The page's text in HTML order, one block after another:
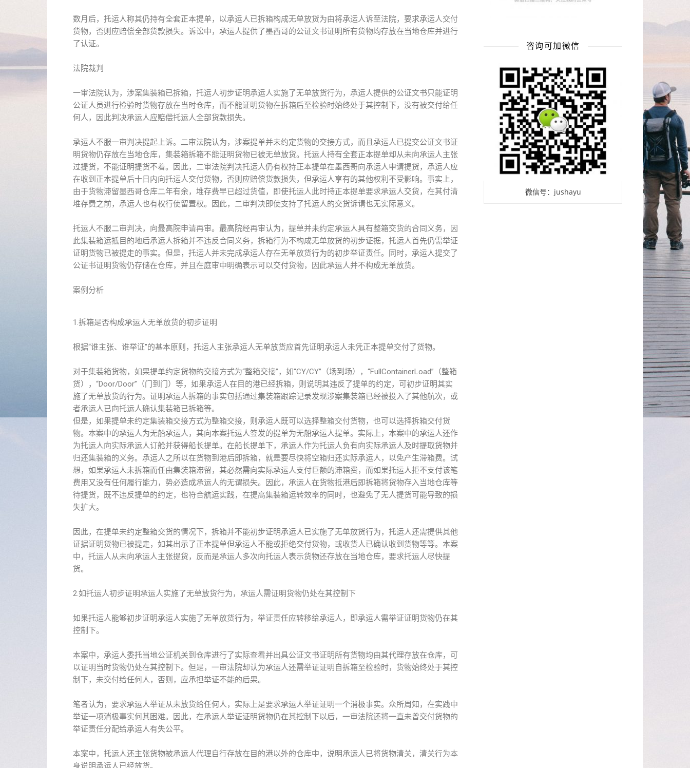
数月后，托运人称其仍持有全套正本提单，以承运人已拆箱构成无单放货为由将承运人诉至法院，要求承运人交付
货物，否则应赔偿全部货款损失。诉讼中，承运人提供了墨西哥的公证文书证明所有货物均存放在当地仓库并进行
了认证。
法院裁判
一审法院认为，涉案集装箱已拆箱，托运人初步证明承运人实施了无单放货行为，承运人提供的公证文书只能证明
公证人员进行检验时货物存放在当时仓库，而不能证明货物在拆箱后至检验时始终处于其控制下，没有被交付给任
何人，因此判决承运人应赔偿托运人全部货款损失。
承运人不服一审判决提起上诉。二审法院认为，涉案提单并未约定货物的交接方式，而且承运人已提交公证文书证
明货物仍存放在当地仓库，集装箱拆箱不能证明货物已被无单放货。托运人持有全套正本提单却从未向承运人主张
过提货，不能证明提货不着。因此，二审法院判决托运人仍有权持正本提单在墨西哥向承运人申请提货，承运人应
在收到正本提单后十日内向托运人交付货物，否则应赔偿货款损失，但承运人享有的其他权利不受影响。事实上，
由于货物滞留墨西哥仓库二年有余，堆存费早已超过货值，即使托运人此时持正本提单要求承运人交货，在其付清
堆存费之前，承运人也有权行使留置权。因此，二审判决即使支持了托运人的交货诉请也无实际意义。
托运人不服二审判决，向最高院申请再审。最高院经再审认为，提单并未约定承运人具有整箱交货的合同义务，因
此集装箱运抵目的地后承运人拆箱并不违反合同义务，拆箱行为不构成无单放货的初步证据，托运人首先仍需举证
证明货物已被提走的事实。但是，托运人并未完成承运人存在无单放货行为的初步举证责任。同时，承运人提交了
公证书证明货物仍存储在仓库，并且在庭审中明确表示可以交付货物，因此承运人并不构成无单放货。
案例分析
1.拆箱是否构成承运人无单放货的初步证明
根据“谁主张、谁举证”的基本原则，托运人主张承运人无单放货应首先证明承运人未凭正本提单交付了货物。
对于集装箱货物，如果提单约定货物的交接方式为“整箱交接”，如“CY/CY”（场到场），“FullContainerLoad”（整箱
货），“Door/Door”（门到门）等，如果承运人在目的港已经拆箱，则说明其违反了提单的约定，可初步证明其实
施了无单放货的行为。证明承运人拆箱的事实包括通过集装箱跟踪记录发现涉案集装箱已经被投入了其他航次，或
者承运人已向托运人确认集装箱已拆箱等。
但是，如果提单未约定集装箱交接方式为整箱交接，则承运人既可以选择整箱交付货物，也可以选择拆箱交付货
物。本案中的承运人为无船承运人，其向本案托运人签发的提单为无船承运人提单。实际上，本案中的承运人还作
为托运人向实际承运人订舱并获得船长提单。在船长提单下，承运人作为托运人负有向实际承运人及时提取货物并
归还集装箱的义务。承运人之所以在货物到港后即拆箱，就是要尽快将空箱归还实际承运人，以免产生滞箱费。试
想，如果承运人未拆箱而任由集装箱滞留，其必然需向实际承运人支付巨额的滞箱费，而如果托运人拒不支付该笔
费用又没有任何履行能力，势必造成承运人的无谓损失。因此，承运人在货物抵港后即拆箱将货物存入当地仓库等
待提货，既不违反提单的约定，也符合航运实践，在提高集装箱运转效率的同时，也避免了无人提货可能导致的损
失扩大。
因此，在提单未约定整箱交货的情况下，拆箱并不能初步证明承运人已实施了无单放货行为，托运人还需提供其他
证据证明货物已被提走，如其出示了正本提单但承运人不能或拒绝交付货物，或收货人已确认收到货物等等。本案
中，托运人从未向承运人主张提货，反而是承运人多次向托运人表示货物还存放在当地仓库，要求托运人尽快提
货。
2.如托运人初步证明承运人实施了无单放货行为，承运人需证明货物仍处在其控制下
如果托运人能够初步证明承运人实施了无单放货行为，举证责任应转移给承运人，即承运人需举证证明货物仍在其
控制下。
本案中，承运人委托当地公证机关到仓库进行了实际查看并出具公证文书证明所有货物均由其代理存放在仓库，可
以证明当时货物仍处在其控制下。但是，一审法院却认为承运人还需举证证明自拆箱至检验时，货物始终处于其控
制下，未交付给任何人，否则，应承担举证不能的后果。
笔者认为，要求承运人举证从未放货给任何人，实际上是要求承运人举证证明一个消极事实。众所周知，在实践中
举证一项消极事实何其困难。因此，在承运人举证证明货物仍在其控制下以后，一审法院还将一直未曾交付货物的
举证责任分配给承运人有失公平。
本案中，托运人还主张货物被承运人代理自行存放在目的港以外的仓库中，说明承运人已将货物清关，清关行为本
身说明承运人已经放货。
咨询可加微信
微信号：jushayu